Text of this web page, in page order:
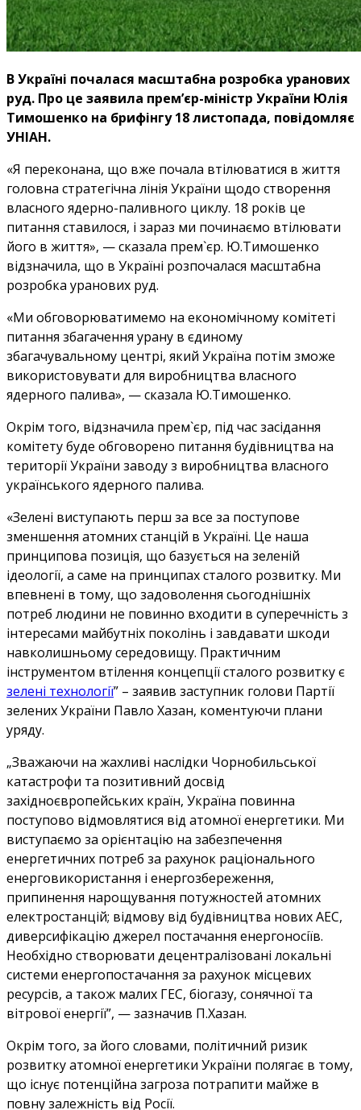
В Україні почалася масштабна розробка уранових
руд. Про це заявила прем’єр-міністр України Юлія
Тимошенко на брифінгу 18 листопада, повідомляє
УНІАН.
«Я переконана, що вже почала втілюватися в життя
головна стратегічна лінія України щодо створення
власного ядерно-паливного циклу. 18 років це
питання ставилося, і зараз ми починаємо втілювати
його в життя», — сказала прем`єр. Ю.Тимошенко
відзначила, що в Україні розпочалася масштабна
розробка уранових руд.
«Ми обговорюватимемо на економічному комітеті
питання збагачення урану в єдиному
збагачувальному центрі, який Україна потім зможе
використовувати для виробництва власного
ядерного палива», — сказала Ю.Тимошенко.
Окрім того, відзначила прем`єр, під час засідання
комітету буде обговорено питання будівництва на
території України заводу з виробництва власного
українського ядерного палива.
«Зелені виступають перш за все за поступове
зменшення атомних станцій в Україні. Це наша
принципова позиція, що базується на зеленій
ідеології, а саме на принципах сталого розвитку. Ми
впевнені в тому, що задоволення сьогоднішніх
потреб людини не повинно входити в суперечність з
інтересами майбутніх поколінь і завдавати шкоди
навколишньому середовищу. Практичним
інструментом втілення концепції сталого розвитку є
зелені технології” – заявив заступник голови Партії
зелених України Павло Хазан, коментуючи плани
уряду.
„Зважаючи на жахливі наслідки Чорнобильської
катастрофи та позитивний досвід
західноєвропейських країн, Україна повинна
поступово відмовлятися від атомної енергетики. Ми
виступаємо за орієнтацію на забезпечення
енергетичних потреб за рахунок раціонального
енерговикористання і енергозбереження,
припинення нарощування потужностей атомних
електростанцій; відмову від будівництва нових АЕС,
диверсифікацію джерел постачання енергоносіїв.
Необхідно створювати децентралізовані локальні
системи енергопостачання за рахунок місцевих
ресурсів, а також малих ГЕС, біогазу, сонячної та
вітрової енергії”, — зазначив П.Хазан.
Окрім того, за його словами, політичний ризик
розвитку атомної енергетики України полягає в тому,
що існує потенційна загроза потрапити майже в
повну залежність від Росії.